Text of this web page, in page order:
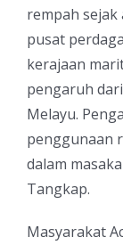
rempah sejak
pusat
kerajaan
pengaruh
Melayu.
penggunaan
dalam
Tangkap.
Masyarakat